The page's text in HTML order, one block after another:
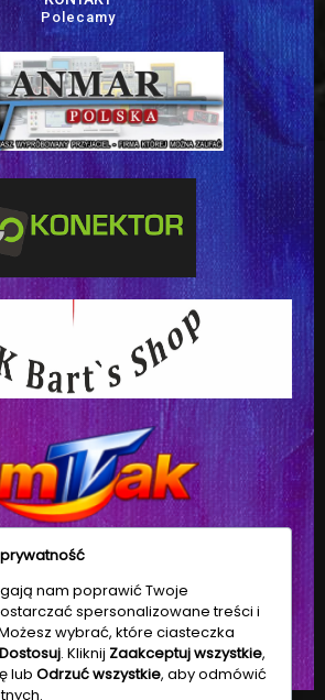
Polecamy
nam poprawić Twoje
spersonalizowane treści i
wybrać, które ciasteczka
Dostosuj. Kliknij Zaakceptuj wszystkie,
lub Odrzuć wszystkie, aby odmówić